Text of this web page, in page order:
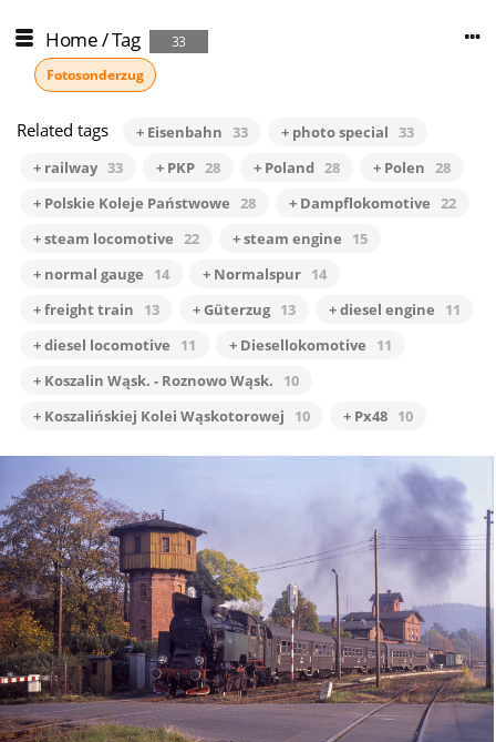
Home/Tag
33
Fotosonderzug
Related tags + Eisenbahn 33 + photo special 33
+ railway 33 + PKP 28 + Poland 28 + Polen 28
+ Polskie Koleje Państwowe 28 + Dampflokomotive 22
+ steam locomotive 22 + steam engine
15
+ normal gauge
14 + Normalspur 14
+ freight train
13 + Güterzug 13 + diesel engine
11
+ diesel locomotive
11 + Diesellokomotive
11
+ Koszalin Wąsk. - Roznowo Wąsk.
10
+ Koszalińskiej Kolei Wąskotorowej
10 + Px48 10